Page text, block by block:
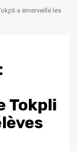
a émerveillé les
Tokpli